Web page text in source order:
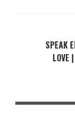
SPEAK
LOVE